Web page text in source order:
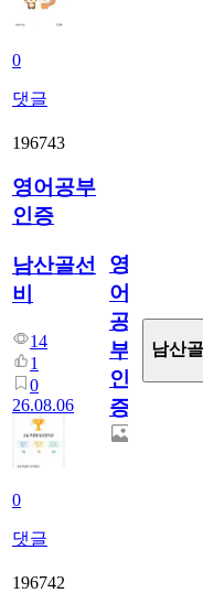
0
댓글
196743
영어공부
인증
남산골선
비
14
1
0
26.08.06
0
댓글
영
어
공
부
인
증
남산
196742